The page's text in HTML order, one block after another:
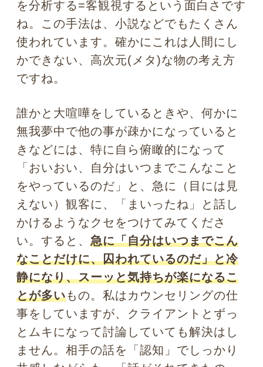
も、「なんだか私ヒートアップしすぎて
ないか？他の人が見たらここは変だろ
忘れないようにしています。
自分を客観視してみることで成績や
業績の向上が見込まれる
ちなみにロンドン大学の研究(1998年)に
よると、このメタ認知がある子どもと、
まったく意識していない子どもでは、あ
る決定的な違いが見つかったそうです。
それは、メタ認知のない子どもは、勉強
全般においてどんなに努力していても、
「自分はどこが分からないのかが、分か
らない」と口を揃えて言うこと。つま
り、熱中して教科書を読み込んでいて
も、「今、自分はここ分かっているのか